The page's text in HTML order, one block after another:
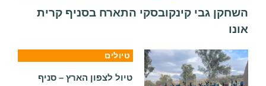
השחקן גבי קינקובסקי התארח בסניף קרית
אונו
טיולים
טיול לצפון הארץ – סניף